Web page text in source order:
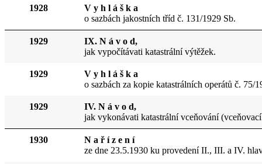
1928
V y h l á š k a
o sazbách jakostních tříd č. 131/1929 Sb.
1929
IX. N á v o d,
jak vypočítávati katastrální výtěžek.
1929
V y h l á š k a
o sazbách za kopie katastrálních operátů č. 75/
1929
IV. N á v o d,
jak vykonávati katastrální vceňování
1930
N a ř í z e n í
ze dne 23.5.1930 ku provedení II., III. a IV.